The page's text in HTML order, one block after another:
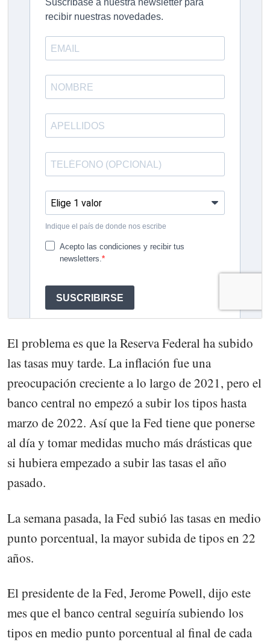
El problema es que la Reserva Federal ha subido
las tasas muy tarde. La inflación fue una
preocupación creciente a lo largo de 2021, pero el
banco central no empezó a subir los tipos hasta
marzo de 2022. Así que la Fed tiene que ponerse
al día y tomar medidas mucho más drásticas que
si hubiera empezado a subir las tasas el año
pasado.
La semana pasada, la Fed subió las tasas en medio
punto porcentual, la mayor subida de tipos en 22
años.
El presidente de la Fed, Jerome Powell, dijo este
mes que el banco central seguiría subiendo los
tipos en medio punto porcentual al final de cada